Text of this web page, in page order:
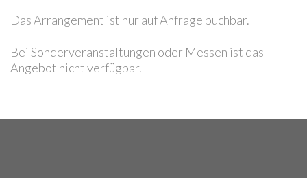
Das Arrangement ist nur auf Anfrage buchbar.
Bei Sonderveranstaltungen oder Messen ist das
Angebot nicht verfügbar.